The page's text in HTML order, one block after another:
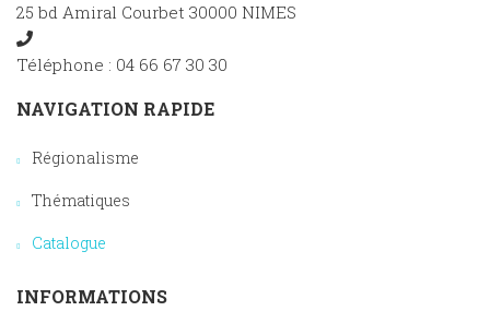
25 bd Amiral Courbet 30000 NIMES
Téléphone : 04 66 67 30 30
NAVIGATION RAPIDE
Régionalisme
Thématiques
Catalogue
INFORMATIONS